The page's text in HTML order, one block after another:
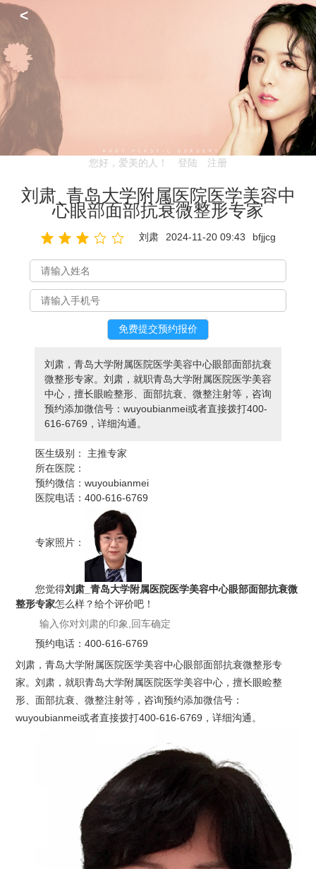
<
您好，爱美的人！ 登陆 注册
刘肃_青岛大学附属医院医学美容中
心眼部面部抗衰微整形专家
刘肃 2024-11-20 09:43 bfjjcg
刘肃，青岛大学附属医院医学美容中心眼部面部抗衰
微整形专家。刘肃，就职青岛大学附属医院医学美容
中心，擅长眼睑整形、面部抗衰、微整注射等，咨询
预约添加微信号：wuyoubianmei或者直接拨打400-
616-6769，详细沟通。
医生级别：
主推专家
所在医院：
预约微信：wuyoubianmei
医院电话：400-616-6769
专家照片：
您觉得刘肃_青岛大学附属医院医学美容中心眼部面部抗衰微
整形专家怎么样？给个评价吧！
预约电话：400-616-6769
刘肃，青岛大学附属医院医学美容中心眼部面部抗衰微整形专
家。刘肃，就职青岛大学附属医院医学美容中心，擅长眼睑整
形、面部抗衰、微整注射等，咨询预约添加微信号：
wuyoubianmei或者直接拨打400-616-6769，详细沟通。